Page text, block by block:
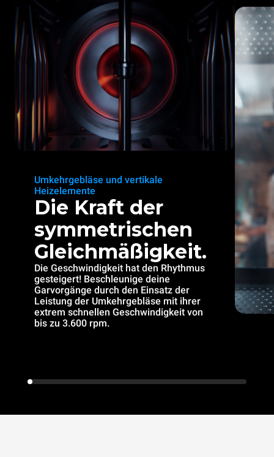
Umkehrgebläse und vertikale
Heizelemente
Die Kraft der
symmetrischen
Gleichmäßigkeit.
Die Geschwindigkeit hat den Rhythmus
gesteigert! Beschleunige deine
Garvorgänge durch den Einsatz der
Leistung der Umkehrgebläse mit ihrer
extrem schnellen Geschwindigkeit von
bis zu 3.600 rpm.